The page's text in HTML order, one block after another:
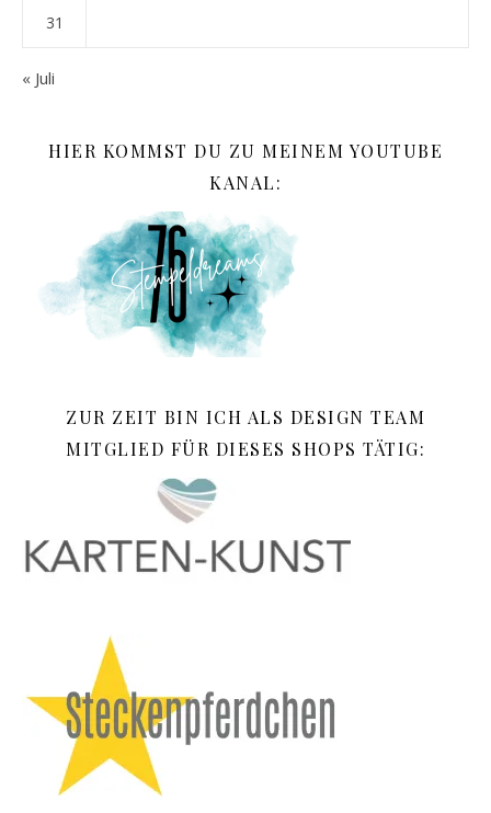
31
« Juli
HIER KOMMST DU ZU MEINEM YOUTUBE
KANAL:
ZUR ZEIT BIN ICH ALS DESIGN TEAM
MITGLIED FÜR DIESES SHOPS TÄTIG: